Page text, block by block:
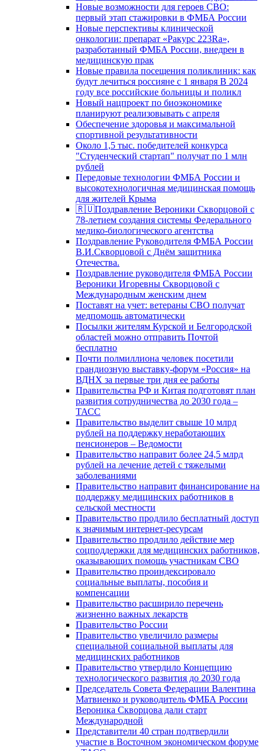
Новые возможности для героев СВО:
первый этап стажировки в ФМБА России
Новые перспективы клинической
онкологии: препарат «Ракурс 223Ra»,
разработанный ФМБА России, внедрен в
медицинскую прак
Новые правила посещения поликлиник: как
будут лечиться россияне с 1 января В 2024
году все российские больницы и поликл
Новый нацпроект по биоэкономике
планируют реализовывать с апреля
Обеспечение здоровья и максимальной
спортивной результативности
Около 1,5 тыс. победителей конкурса
"Студенческий стартап" получат по 1 млн
рублей
Передовые технологии ФМБА России и
высокотехнологичная медицинская помощь
для жителей Крыма
🇷🇺Поздравление Вероники Скворцовой с
78-летием создания системы Федерального
медико-биологического агентства
Поздравление Руководителя ФМБА России
В.И.Скворцовой с Днём защитника
Отечества.
Поздравление руководителя ФМБА России
Вероники Игоревны Скворцовой с
Международным женским днем
Поставят на учет: ветераны СВО получат
медпомощь автоматически
Посылки жителям Курской и Белгородской
областей можно отправить Почтой
бесплатно
Почти полмиллиона человек посетили
грандиозную выставку-форум «Россия» на
ВДНХ за первые три дня ее работы
Правительства РФ и Китая подготовят план
развития сотрудничества до 2030 года –
ТАСС
Правительство выделит свыше 10 млрд
рублей на поддержку неработающих
пенсионеров – Ведомости
Правительство направит более 24,5 млрд
рублей на лечение детей с тяжелыми
заболеваниями
Правительство направит финансирование на
поддержку медицинских работников в
сельской местности
Правительство продлило бесплатный доступ
к значимым интернет-ресурсам
Правительство продлило действие мер
соцподдержки для медицинских работников,
оказывающих помощь участникам СВО
Правительство проиндексировало
социальные выплаты, пособия и
компенсации
Правительство расширило перечень
жизненно важных лекарств
Правительство России
Правительство увеличило размеры
специальной социальной выплаты для
медицинских работников
Правительство утвердило Концепцию
технологического развития до 2030 года
Председатель Совета Федерации Валентина
Матвиенко и руководитель ФМБА России
Вероника Скворцова дали старт
Международной
Представители 40 стран подтвердили
участие в Восточном экономическом форуме